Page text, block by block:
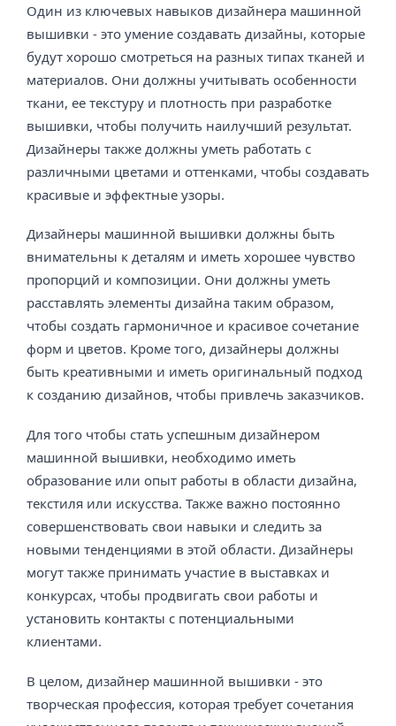
Один из ключевых навыков дизайнера машинной
вышивки - это умение создавать дизайны, которые
будут хорошо смотреться на разных типах тканей и
материалов. Они должны учитывать особенности
ткани, ее текстуру и плотность при разработке
вышивки, чтобы получить наилучший результат.
Дизайнеры также должны уметь работать с
различными цветами и оттенками, чтобы создавать
красивые и эффектные узоры.
Дизайнеры машинной вышивки должны быть
внимательны к деталям и иметь хорошее чувство
пропорций и композиции. Они должны уметь
расставлять элементы дизайна таким образом,
чтобы создать гармоничное и красивое сочетание
форм и цветов. Кроме того, дизайнеры должны
быть креативными и иметь оригинальный подход
к созданию дизайнов, чтобы привлечь заказчиков.
Для того чтобы стать успешным дизайнером
машинной вышивки, необходимо иметь
образование или опыт работы в области дизайна,
текстиля или искусства. Также важно постоянно
совершенствовать свои навыки и следить за
новыми тенденциями в этой области. Дизайнеры
могут также принимать участие в выставках и
конкурсах, чтобы продвигать свои работы и
установить контакты с потенциальными
клиентами.
В целом, дизайнер машинной вышивки - это
творческая профессия, которая требует сочетания